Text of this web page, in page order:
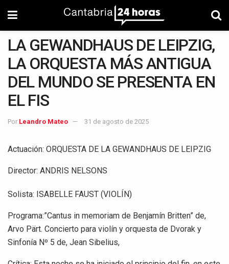
LA GEWANDHAUS DE LEIPZIG,
LA ORQUESTA MÁS ANTIGUA
DEL MUNDO SE PRESENTA EN
EL FIS
Por Leandro Mateo 31 de agosto de 2025
Actuación: ORQUESTA DE LA GEWANDHAUS DE LEIPZIG
Director: ANDRIS NELSONS
Solista: ISABELLE FAUST (VIOLÍN)
Programa:”Cantus in memoriam de Benjamín Britten” de,
Arvo Pärt. Concierto para violín y orquesta de Dvorak y
Sinfonía Nº 5 de, Jean Sibelius,